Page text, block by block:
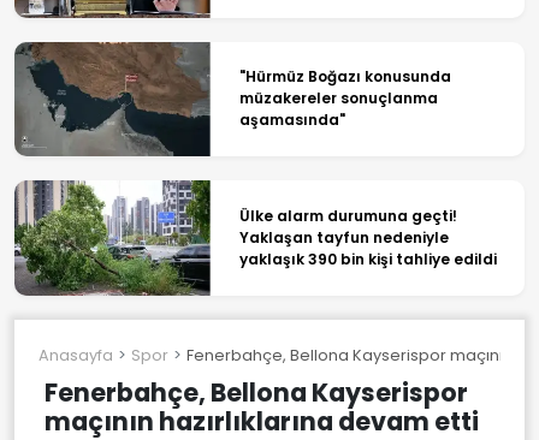
"Hürmüz Boğazı konusunda
müzakereler sonuçlanma
aşamasında"
Ülke alarm durumuna geçti!
Yaklaşan tayfun nedeniyle
yaklaşık 390 bin kişi tahliye edildi
Anasayfa Spor Fenerbahçe, Bellona Kayserispor maçının
Fenerbahçe, Bellona Kayserispor
maçının hazırlıklarına devam etti